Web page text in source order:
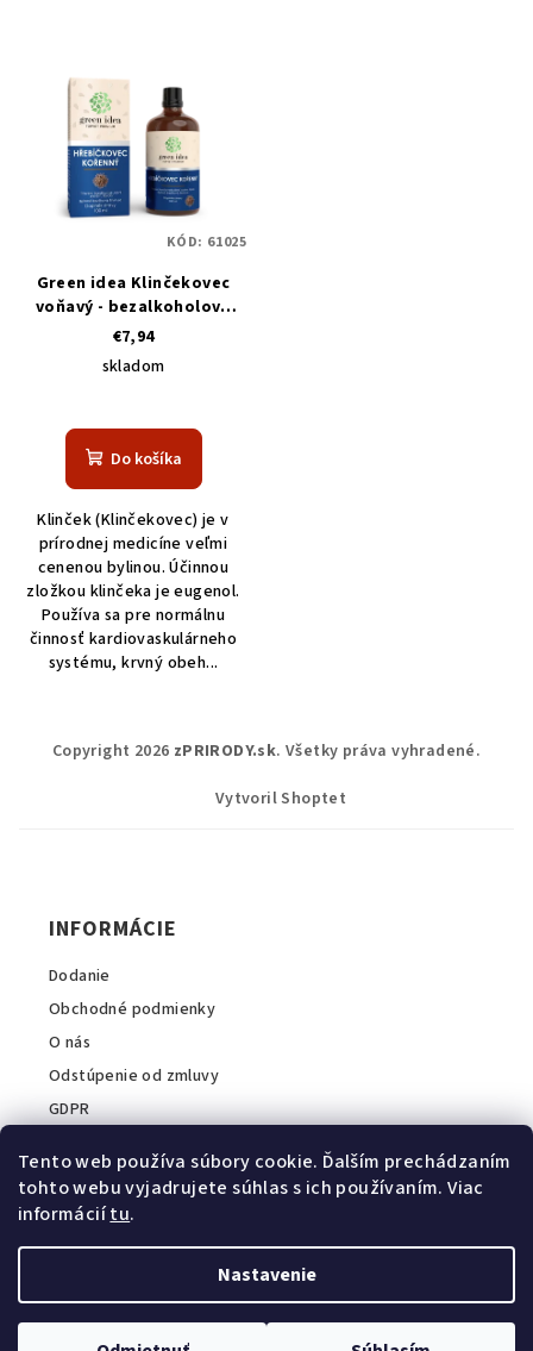
Tento web používa súbory cookie. Ďalším prechádzaním
tohto webu vyjadrujete súhlas s ich používaním. Viac
informáciítu.
Nastavenie
Green idea Klinčekovec
voňavý - bezalkoholová
tinktúra 100 ml
€7,94
skladom
Do košíka
Klinček (Klinčekovec) je v
prírodnej medicíne veľmi
cenenou bylinou. Účinnou
zložkou klinčeka je eugenol.
Používa sa pre normálnu
činnosť kardiovaskulárneho
systému, krvný obeh...
KÓD: 61025
Copyright 2026 zPRIRODY.sk. Všetky práva vyhradené.
Vytvoril Shoptet
INFORMÁCIE
Dodanie
Obchodné podmienky
O nás
Odstúpenie od zmluvy
GDPR
INFORMÁCIE O E-SHOPE
Zavolajte nám:+421 911 044 040
E-mail:info@intopvet.sk
💬